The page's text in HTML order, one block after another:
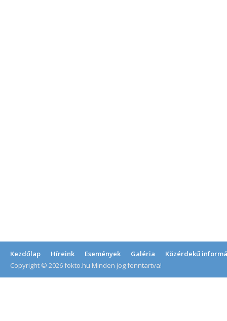
Kezdőlap Híreink Események Galéria
Közérdekű
Copyright © 2026 fokto.hu Minden jog fenntartva!